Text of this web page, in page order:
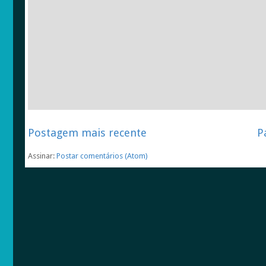
Postagem mais recente
Assinar: Postar comentários (Atom)